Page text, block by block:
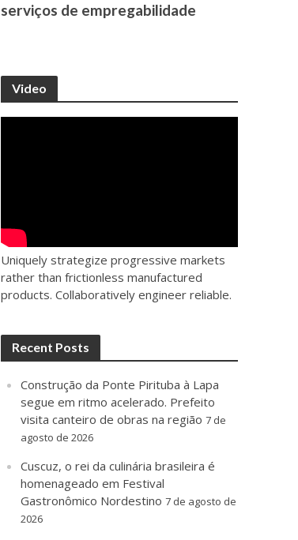
serviços de empregabilidade
Video
Uniquely strategize progressive markets
rather than frictionless manufactured
products. Collaboratively engineer reliable.
Recent Posts
Construção da Ponte Pirituba à Lapa
segue em ritmo acelerado. Prefeito
visita canteiro de obras na região 7 de
agosto de 2026
Cuscuz, o rei da culinária brasileira é
homenageado em Festival
Gastronômico Nordestino 7 de agosto de
2026